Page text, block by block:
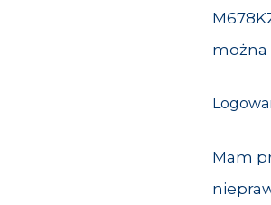
można
Mam